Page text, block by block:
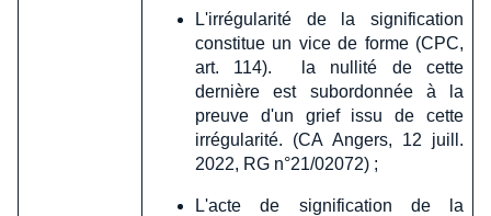
L'irrégularité de la signification
constitue un vice de forme (CPC,
art. 114). la nullité de cette
dernière est subordonnée à la
preuve d'un grief issu de cette
irrégularité. (CA Angers, 12 juill.
2022, RG n°21/02072) ;
L'acte de signification de la